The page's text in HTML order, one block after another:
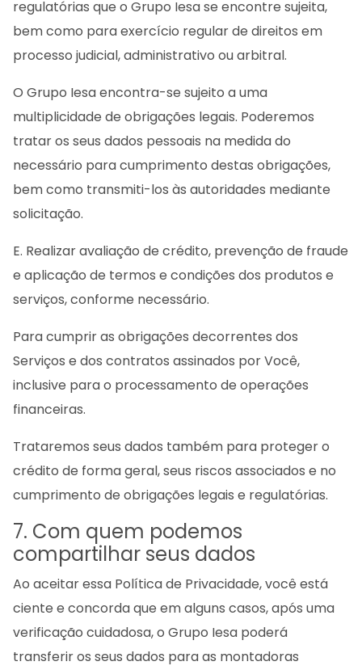
regulatórias que o Grupo Iesa se encontre sujeita,
bem como para exercício regular de direitos em
processo judicial, administrativo ou arbitral.
O Grupo Iesa encontra-se sujeito a uma
multiplicidade de obrigações legais. Poderemos
tratar os seus dados pessoais na medida do
necessário para cumprimento destas obrigações,
bem como transmiti-los às autoridades mediante
solicitação.
E. Realizar avaliação de crédito, prevenção de fraude
e aplicação de termos e condições dos produtos e
serviços, conforme necessário.
Para cumprir as obrigações decorrentes dos
Serviços e dos contratos assinados por Você,
inclusive para o processamento de operações
financeiras.
Trataremos seus dados também para proteger o
crédito de forma geral, seus riscos associados e no
cumprimento de obrigações legais e regulatórias.
7. Com quem podemos
compartilhar seus dados
Ao aceitar essa Política de Privacidade, você está
ciente e concorda que em alguns casos, após uma
verificação cuidadosa, o Grupo Iesa poderá
transferir os seus dados para as montadoras